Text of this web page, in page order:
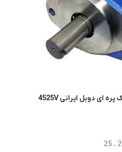
ای دوبل ایرانی4525V